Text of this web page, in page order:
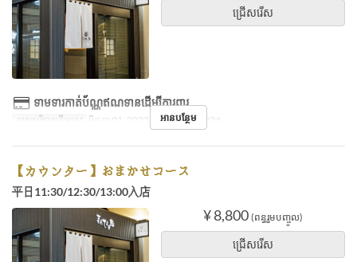
ជ្រើសរើស
ទាមទារកាត់ប័ណ្ណឥណទានដើម្បីការពារ
កាលបរិច្ឆេទត្រឹមត្រូវ មិថុនា 01, 2023 ~ ឧសភា 31, 2024
អានបន្ថែម
【カウンター】おまかせコース
平日11:30/12:30/13:00入店
¥ 8,800 (ពន្ធរួមបញ្ចូល)
ជ្រើសរើស